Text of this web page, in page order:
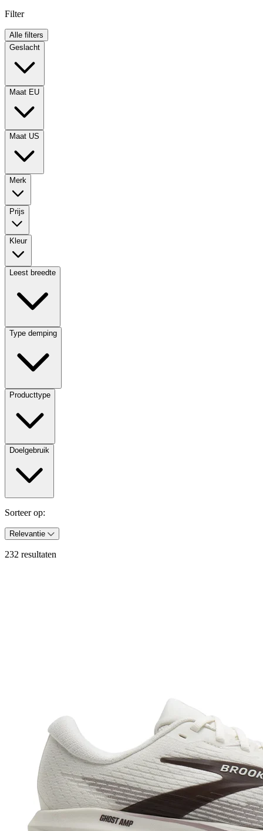
Filter
Alle filters
Geslacht
Maat EU
Maat US
Merk
Prijs
Kleur
Leest breedte
Type demping
Producttype
Doelgebruik
Sorteer op:
Relevantie
232 resultaten